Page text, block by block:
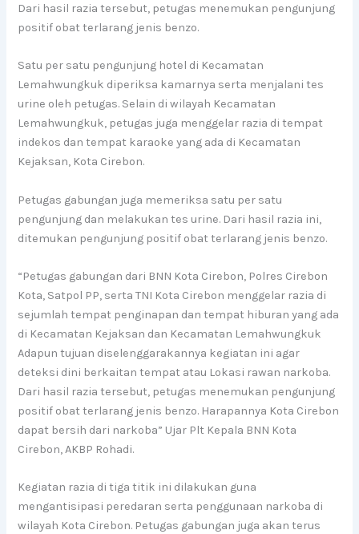
Dari hasil razia tersebut, petugas menemukan pengunjung
positif obat terlarang jenis benzo.
Satu per satu pengunjung hotel di Kecamatan
Lemahwungkuk diperiksa kamarnya serta menjalani tes
urine oleh petugas. Selain di wilayah Kecamatan
Lemahwungkuk, petugas juga menggelar razia di tempat
indekos dan tempat karaoke yang ada di Kecamatan
Kejaksan, Kota Cirebon.
Petugas gabungan juga memeriksa satu per satu
pengunjung dan melakukan tes urine. Dari hasil razia ini,
ditemukan pengunjung positif obat terlarang jenis benzo.
“Petugas gabungan dari BNN Kota Cirebon, Polres Cirebon
Kota, Satpol PP, serta TNI Kota Cirebon menggelar razia di
sejumlah tempat penginapan dan tempat hiburan yang ada
di Kecamatan Kejaksan dan Kecamatan Lemahwungkuk
Adapun tujuan diselenggarakannya kegiatan ini agar
deteksi dini berkaitan tempat atau Lokasi rawan narkoba.
Dari hasil razia tersebut, petugas menemukan pengunjung
positif obat terlarang jenis benzo. Harapannya Kota Cirebon
dapat bersih dari narkoba” Ujar Plt Kepala BNN Kota
Cirebon, AKBP Rohadi.
Kegiatan razia di tiga titik ini dilakukan guna
mengantisipasi peredaran serta penggunaan narkoba di
wilayah Kota Cirebon. Petugas gabungan juga akan terus